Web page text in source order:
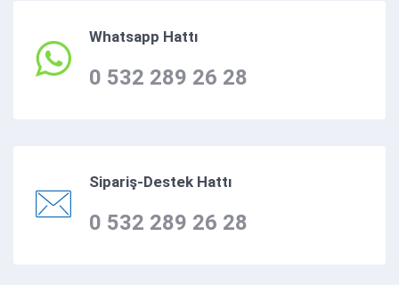
uygulamaları için 914 mm
(36 inç)...
Whatsapp Hattı
0 532 289 26 28
Sipariş-Destek Hattı
0 532 289 26 28